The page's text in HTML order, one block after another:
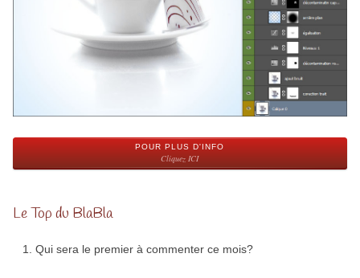
POUR PLUS D'INFO
Cliquez ICI
Le Top du BlaBla
Qui sera le premier à commenter ce mois?